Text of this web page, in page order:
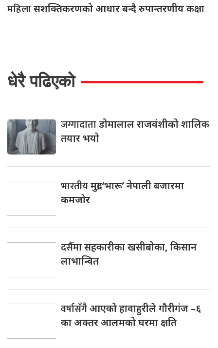
महिलासशक्तिकरणको आधार बन्दै रुपान्तरणीय कक्षा
धेरै पढिएको
जग्गादाताडोमालाल राजवंशीको शालिक
तयार भयो
भारतीयमुद्रा ‘भारू’ नेपाली बजारमा
कमजाेर
दसैँमासहकारीका खसीबोका, किसान
लाभान्वित
वर्षासँगैआएको हावाहुरीले गौरीगंज –६
का अक्तर आलमको घरमा क्षति